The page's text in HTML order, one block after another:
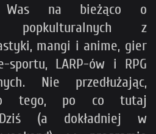
Was na bieżąco o
popkulturalnych z
mangi i anime, gier
sportu, LARP-ów i RPG
Nie przedłużając,
tego, po co tutaj
(a dokładniej w